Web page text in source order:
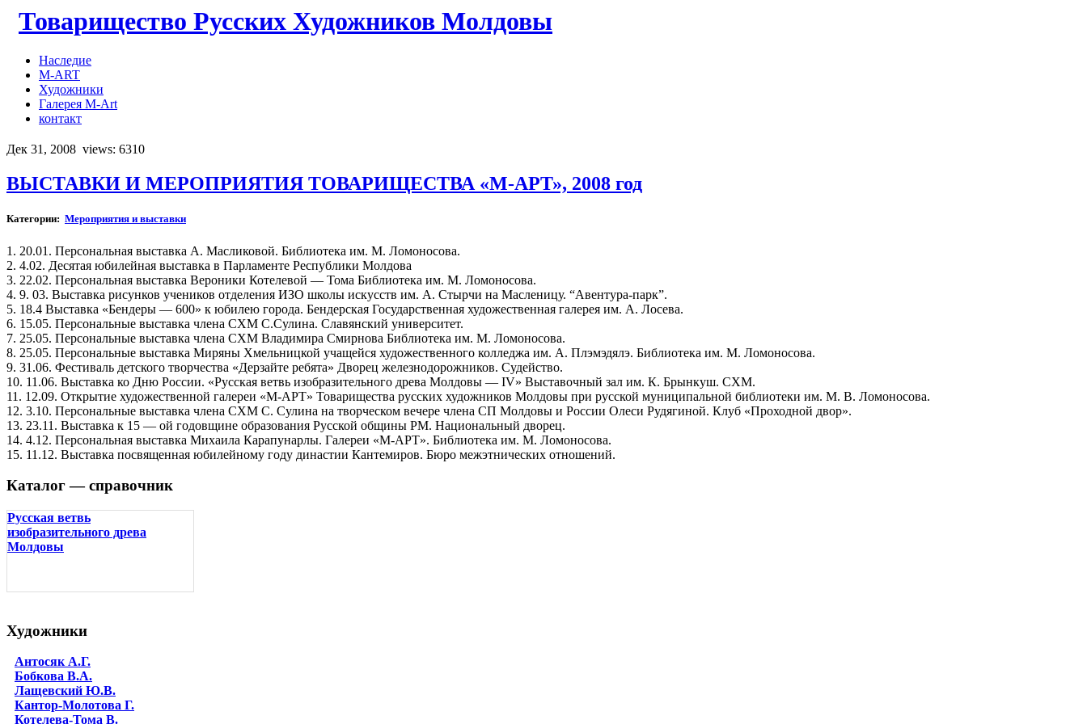
Товарищество Русских Художников Молдовы
Наследие
M-ART
Художники
Галерея M-Art
контакт
Дек 31, 2008 views: 6310
ВЫСТАВКИ И МЕРОПРИЯТИЯ ТОВАРИЩЕСТВА «М-АРТ», 2008 год
Категории: Мероприятия и выставки
1. 20.01. Персональная выставка А. Масликовой. Библиотека им. М. Ломоносова.
2. 4.02. Десятая юбилейная выставка в Парламенте Республики Молдова
3. 22.02. Персональная выставка Вероники Котелевой — Тома Библиотека им. М. Ломоносова.
4. 9. 03. Выставка рисунков учеников отделения ИЗО школы искусств им. А. Стырчи на Масленицу. “Авентура-парк”.
5. 18.4 Выставка «Бендеры — 600» к юбилею города. Бендерская Государственная художественная галерея им. А. Лосева.
6. 15.05. Персональные выставка члена СХМ С.Сулина. Славянский университет.
7. 25.05. Персональные выставка члена СХМ Владимира Смирнова Библиотека им. М. Ломоносова.
8. 25.05. Персональные выставка Миряны Хмельницкой учащейся художественного колледжа им. А. Плэмэдялэ. Библиотека им. М. Ломоносова.
9. 31.06. Фестиваль детского творчества «Дерзайте ребята» Дворец железнодорожников. Судейство.
10. 11.06. Выставка ко Дню России. «Русская ветвь изобразительного древа Молдовы — IV» Выставочный зал им. К. Брынкуш. СХМ.
11. 12.09. Открытие художественной галереи «М-АРТ» Товарищества русских художников Молдовы при русской муниципальной библиотеки им. М. В. Ломоносова.
12. 3.10. Персональные выставка члена СХМ С. Сулина на творческом вечере члена СП Молдовы и России Олеси Рудягиной. Клуб «Проходной двор».
13. 23.11. Выставка к 15 — ой годовщине образования Русской общины РМ. Национальный дворец.
14. 4.12. Персональная выставка Михаила Карапунарлы. Галереи «М-АРТ». Библиотека им. М. Ломоносова.
15. 11.12. Выставка посвященная юбилейному году династии Кантемиров. Бюро межэтнических отношений.
Каталог — справочник
Русская ветвь
изобразительного древа
Молдовы
Художники
Антосяк А.Г.
Бобкова В.А.
Лащевский Ю.В.
Кантор-Молотова Г.
Котелева-Тома В.